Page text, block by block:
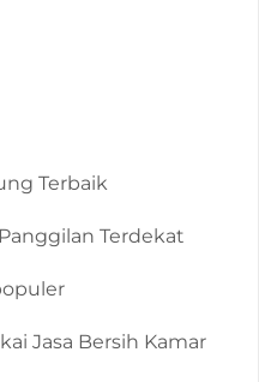
Terbaik
Terdekat
Jasa Bersih Kamar